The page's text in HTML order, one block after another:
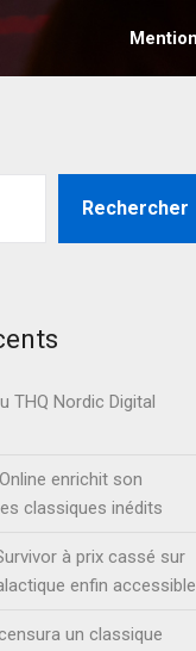
Rechercher
THQ Nordic Digital
enrichit son
classiques inédits
à prix cassé sur
enfin accessible
un classique